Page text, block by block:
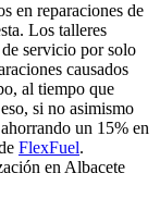
en reparaciones de
Los talleres
servicio por solo
causados
al tiempo que
si no asimismo
un 15% en
FlexFuel.
en Albacete